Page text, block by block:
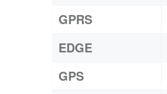
GPRS
EDGE
GPS